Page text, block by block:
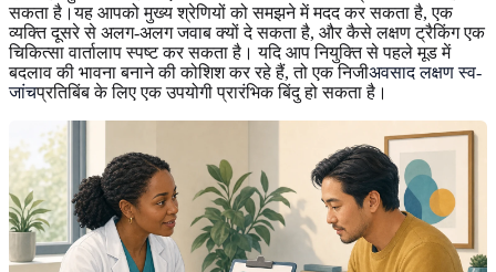
सकता है।यह आपको मुख्य श्रेणियों को समझने में मदद कर सकता है, एक
व्यक्ति दूसरे से अलग-अलग जवाब क्यों दे सकता है, और कैसे लक्षण ट्रैकिंग एक
चिकित्सा वार्तालाप स्पष्ट कर सकता है। यदि आप नियुक्ति से पहले मूड में
बदलाव की भावना बनाने की कोशिश कर रहे हैं, तो एक निजीअवसाद लक्षण स्व-
जांचप्रतिबिंब के लिए एक उपयोगी प्रारंभिक बिंदु हो सकता है।